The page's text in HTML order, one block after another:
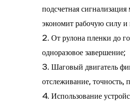
подсчетная
экономит рабочую силу и
2. От рулона пленки до
одноразовое завершение;
3. Шаговый двигатель
отслеживание, точность,
4. Использование